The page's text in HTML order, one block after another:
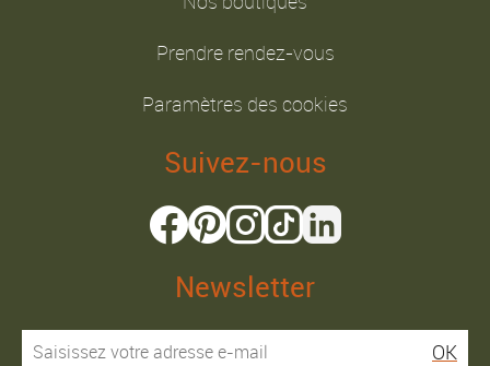
Prendre rendez-vous
Paramètres des cookies
Suivez-nous
Newsletter
OK